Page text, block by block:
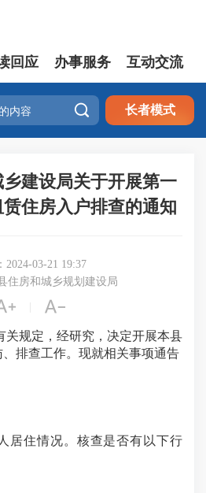
回应 办事服务 互动交流
 长者模式
建设局关于开展第一
住房入户排查的通知
2024-03-21 19:37
住房和城乡规划建设局

关规定，经研究，决定开展本县
、排查工作。现就相关事项通告
居住情况。核查是否有以下行